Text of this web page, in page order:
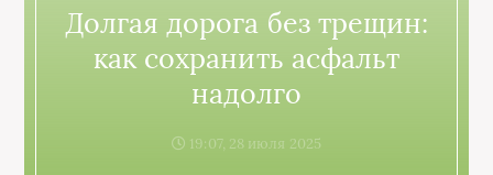
Долгая дорога без трещин:
как сохранить асфальт
надолго
19:07, 28 июля 2025